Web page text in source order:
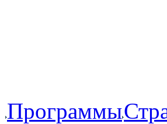
Программы